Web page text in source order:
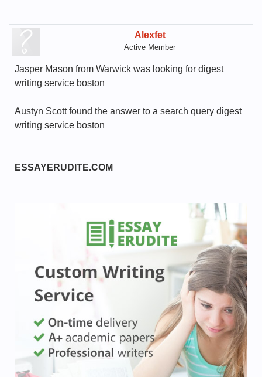
Alexfet
Active Member
Jasper Mason from Warwick was looking for digest
writing service boston
Austyn Scott found the answer to a search query digest
writing service boston
ESSAYERUDITE.COM